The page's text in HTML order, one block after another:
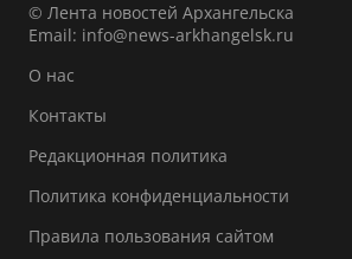
© Лента новостей Архангельска
Email: info@news-arkhangelsk.ru
О нас
Контакты
Редакционная политика
Политика конфиденциальности
Правила пользования сайтом